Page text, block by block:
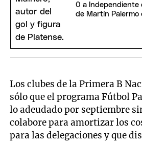
0 a Independiente
de Martín Palermo
Los clubes de la Primera B
sólo que el programa Fútbol
lo adeudado por septiembre
colabore para amortizar los
para las delegaciones y que